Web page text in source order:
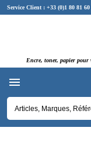
Service Client : +33 (0)1 80 81 60
Encre, toner, papier
Panneau de gestion des